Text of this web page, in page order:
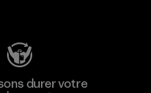
durer votre